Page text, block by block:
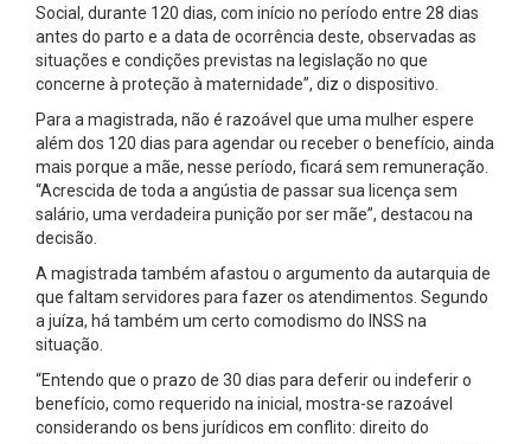
Social, durante 120 dias, com início no período entre 28 dias
antes do parto e a data de ocorrência deste, observadas as
situações e condições previstas na legislação no que
concerne à proteção à maternidade”, diz o dispositivo.
Para a magistrada, não é razoável que uma mulher espere
além dos 120 dias para agendar ou receber o benefício, ainda
mais porque a mãe, nesse período, ficará sem remuneração.
“Acrescida de toda a angústia de passar sua licença sem
salário, uma verdadeira punição por ser mãe”, destacou na
decisão.
A magistrada também afastou o argumento da autarquia de
que faltam servidores para fazer os atendimentos. Segundo
a juíza, há também um certo comodismo do INSS na
situação.
“Entendo que o prazo de 30 dias para deferir ou indeferir o
benefício, como requerido na inicial, mostra-se razoável
considerando os bens jurídicos em conflito: direito do